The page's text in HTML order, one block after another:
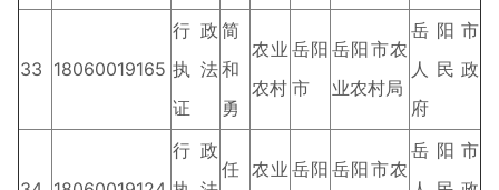
33 18060019165
行政
执法
证
简
和
勇
农业
农村
岳阳
市
岳阳市农
业农村局
岳阳市
人民政
府
行政
任 农业 岳阳 岳阳市农
岳阳市